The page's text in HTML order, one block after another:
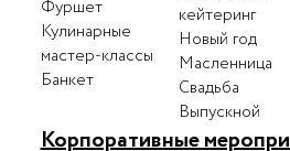
Фуршет
Кулинарные
мастер-классы
Банкет
кейтеринг
Новый год
Масленница
Свадьба
Выпускной
Корпоративные